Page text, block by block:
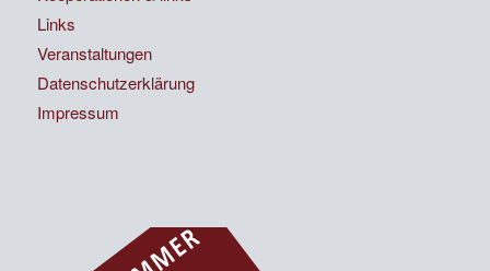
Links
Veranstaltungen
Datenschutzerklärung
Impressum